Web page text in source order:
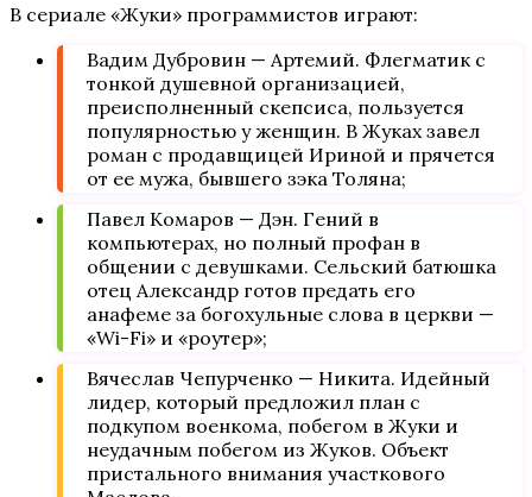
В сериале «Жуки» программистов играют:
Вадим Дубровин — Артемий. Флегматик с
тонкой душевной организацией,
преисполненный скепсиса, пользуется
популярностью у женщин. В Жуках завел
роман с продавщицей Ириной и прячется
от ее мужа, бывшего зэка Толяна;
Павел Комаров — Дэн. Гений в
компьютерах, но полный профан в
общении с девушками. Сельский батюшка
отец Александр готов предать его
анафеме за богохульные слова в церкви —
«Wi-Fi» и «роутер»;
Вячеслав Чепурченко — Никита. Идейный
лидер, который предложил план с
подкупом военкома, побегом в Жуки и
неудачным побегом из Жуков. Объект
пристального внимания участкового